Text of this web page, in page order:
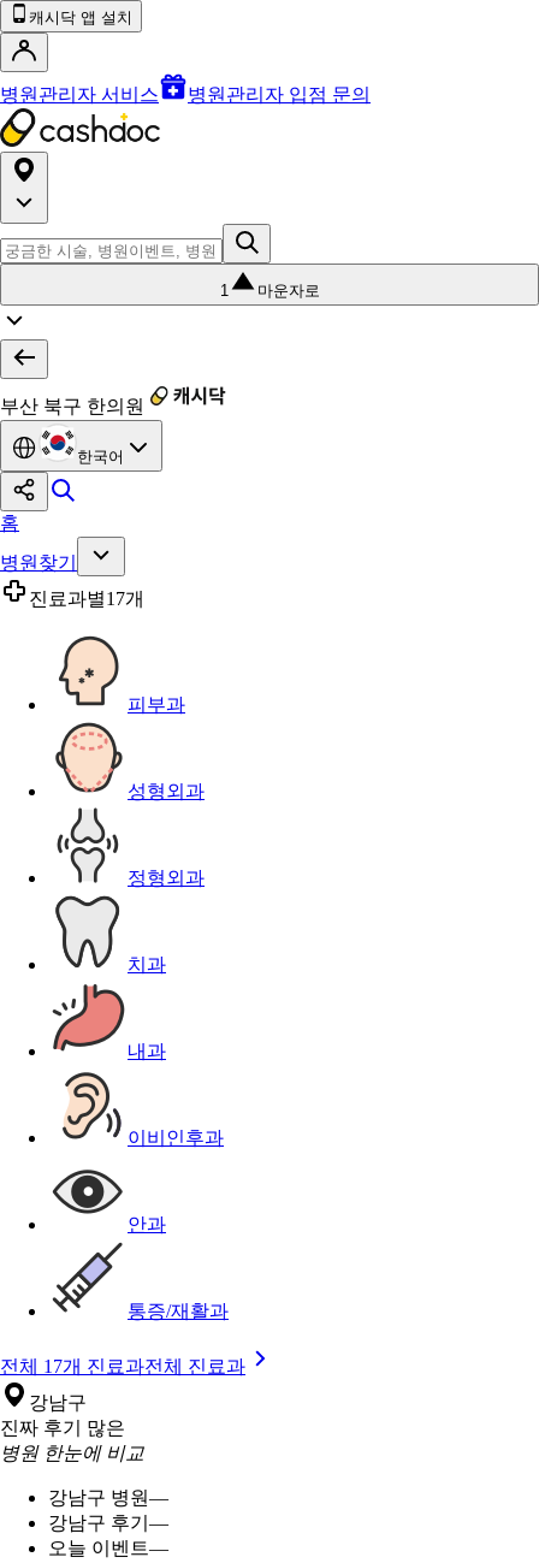
캐시닥 앱 설치
병원관리자 서비스 병원관리자 입점 문의
1 마운자로
부산 북구 한의원
한국어
홈
병원찾기
진료과별17개
피부과
성형외과
정형외과
치과
내과
이비인후과
안과
통증/재활과
전체 17개 진료과전체 진료과
강남구
진짜 후기 많은
병원 한눈에 비교
강남구 병원—
강남구 후기 —
오늘 이벤트—